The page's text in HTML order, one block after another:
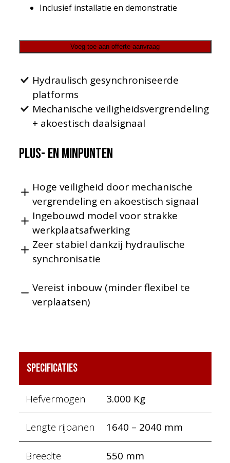
Inclusief installatie en demonstratie
Voeg toe aan offerte aanvraag
Hydraulisch gesynchroniseerde
platforms
Mechanische veiligheidsvergrendeling
+ akoestisch daalsignaal
Plus- en minpunten
Hoge veiligheid door mechanische
vergrendeling en akoestisch signaal
Ingebouwd model voor strakke
werkplaatsafwerking
Zeer stabiel dankzij hydraulische
synchronisatie
Vereist inbouw (minder flexibel te
verplaatsen)
Specificaties
Hefvermogen 3.000 Kg
Lengte rijbanen 1640 – 2040 mm
Breedte
550 mm